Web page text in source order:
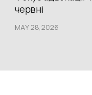
червні
MAY 28,2026